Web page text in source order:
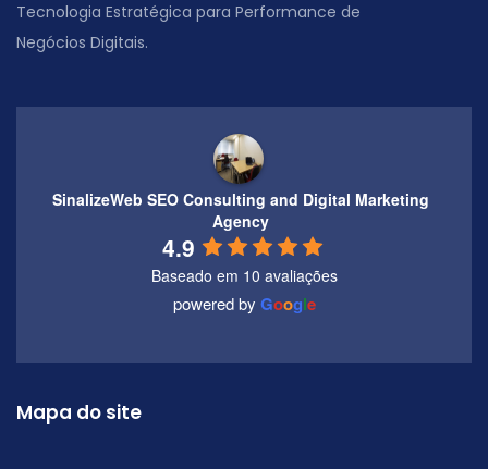
Tecnologia Estratégica para Performance de
Negócios Digitais.
SinalizeWeb SEO Consulting and Digital Marketing
Agency
4.9
Baseado em 10 avaliações
powered by Google
Mapa do site